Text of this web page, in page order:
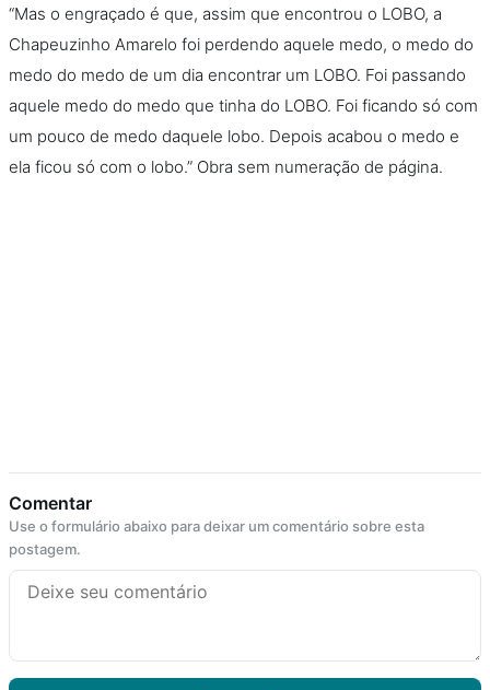
“Mas o engraçado é que, assim que encontrou o LOBO, a
Chapeuzinho Amarelo foi perdendo aquele medo, o medo do
medo do medo de um dia encontrar um LOBO. Foi passando
aquele medo do medo que tinha do LOBO. Foi ficando só com
um pouco de medo daquele lobo. Depois acabou o medo e
ela ficou só com o lobo.” Obra sem numeração de página.
Comentar
Use o formulário abaixo para deixar um comentário sobre esta
postagem.